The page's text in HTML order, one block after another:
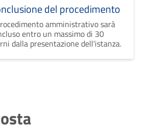
del procedimento
amministrativo sarà
entro un massimo di 30
dalla presentazione dell'istanza.